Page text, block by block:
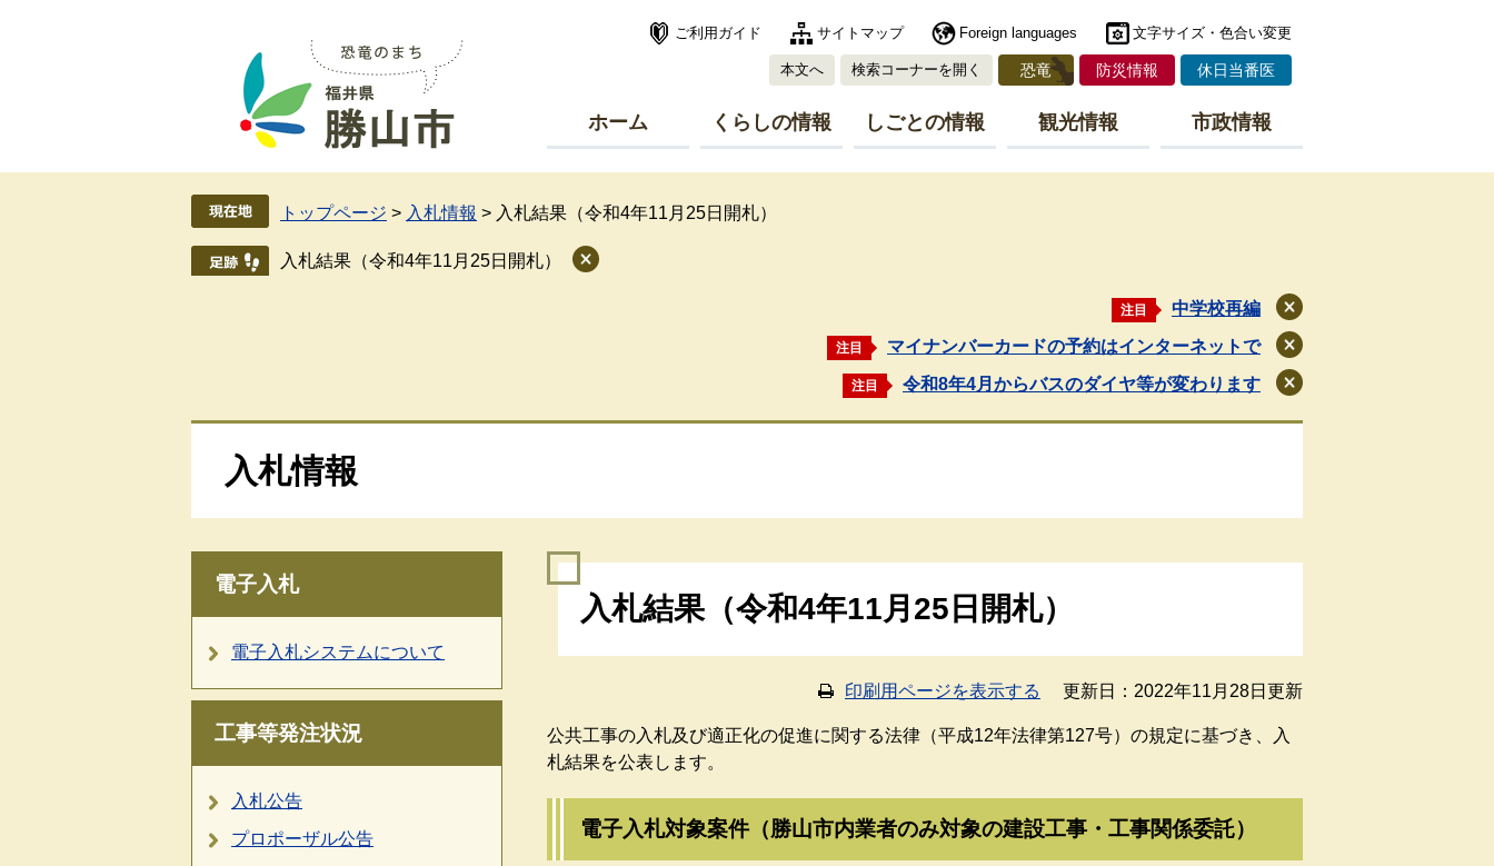
で
ば
ご利用ガイド サイトマップ Foreign languages 文字サイズ・色合い変更
本文へ 検索コーナーを開く 恐竜 防災情報 休日当番医
ホーム くらしの情報 しごとの情報 観光情報 市政情報
トップページ > 入札情報 > 入札結果（令和4年11月25日開札）
入札結果（令和4年11月25日開札）
注目 中学校再編
閉
じ
る
注目 マイナンバーカードの予約はインターネットで
閉
じ
る
注目 令和8年4月からバスのダイヤ等が変わります
閉
入札情報
電子入札
電子入札システムについて
工事等発注状況
入札公告
プロポーザル公告
入札結果（令和4年11月25日開札）
印刷用ページを表示する 更新日：2022年11月28日更新
公共工事の入札及び適正化の促進に関する法律（平成12年法律第127号）の規定に基づき、入
札結果を公表します。
電子入札対象案件（勝山市内業者のみ対象の建設工事・工事関係委託）